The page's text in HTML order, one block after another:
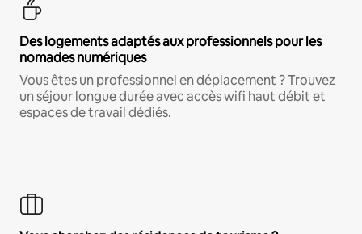
Des logements adaptés aux professionnels pour les
nomades numériques
Vous êtes un professionnel en déplacement ? Trouvez
un séjour longue durée avec accès wifi haut débit et
espaces de travail dédiés.